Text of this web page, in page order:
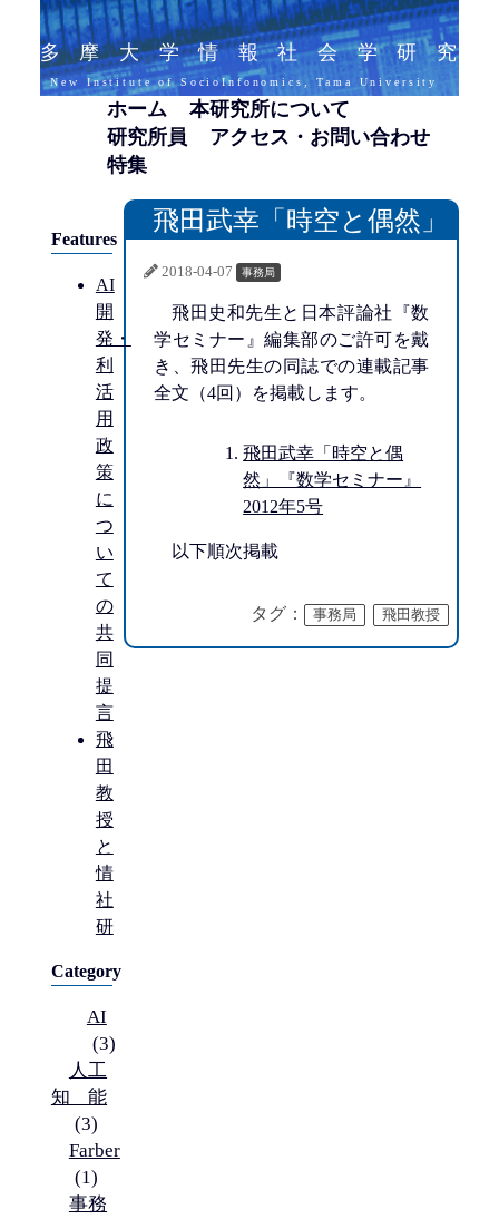
多摩大学情報社会学研究
New Institute of SocioInfonomics, Tama University
ホーム
本研究所について
研究所員
アクセス・お問い合わせ
特集
飛田武幸「時空と偶然」
2018-04-07 事務局
飛田史和先生と日本評論社『数
学セミナー』編集部のご許可を戴
き、飛田先生の同誌での連載記事
全文（4回）を掲載します。
飛田武幸「時空と偶
然」『数学セミナー』
2012年5号
以下順次掲載
タグ： 事務局 飛田教授
Features
AI
開
発・
利
活
用
政
策
に
つ
い
て
の
共
同
提
言
飛
田
教
授
と
情
社
研
Category
AI
(3)
人工
知能
(3)
Farber
(1)
事務